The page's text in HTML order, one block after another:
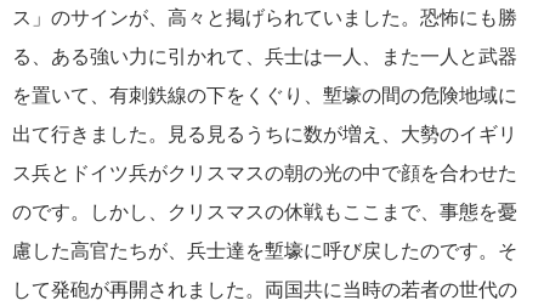
ス」のサインが、高々と掲げられていました。恐怖にも勝
る、ある強い力に引かれて、兵士は一人、また一人と武器
を置いて、有刺鉄線の下をくぐり、塹壕の間の危険地域に
出て行きました。見る見るうちに数が増え、大勢のイギリ
ス兵とドイツ兵がクリスマスの朝の光の中で顔を合わせた
のです。しかし、クリスマスの休戦もここまで、事態を憂
慮した高官たちが、兵士達を塹壕に呼び戻したのです。そ
して発砲が再開されました。両国共に当時の若者の世代の